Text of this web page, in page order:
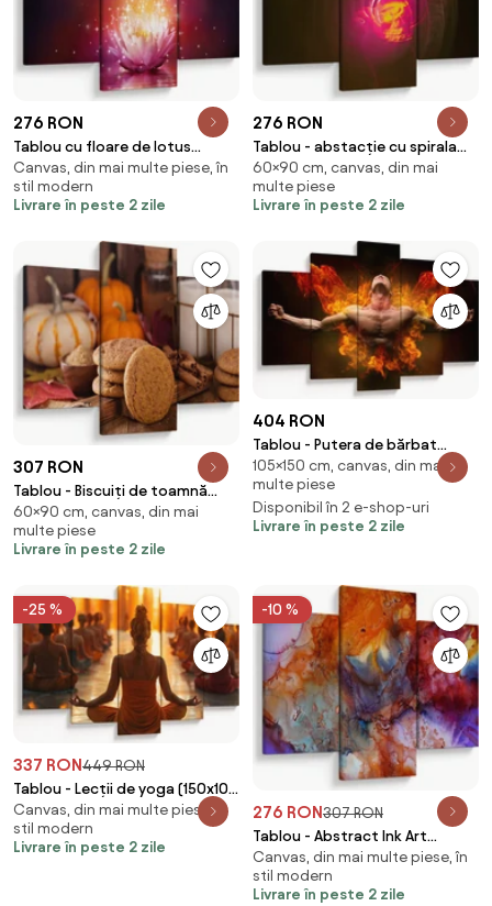
276 RON
Tablou cu floare de lotus
(90x60 cm)
Canvas, din mai multe piese, în
stil modern
Livrare în peste 2 zile
276 RON
Tablou - abstacție cu spirala
(90x60 cm)
60×90 cm, canvas, din mai
multe piese
Livrare în peste 2 zile
307 RON
Tablou - Biscuiți de toamnă
(90x60 cm)
60×90 cm, canvas, din mai
multe piese
Livrare în peste 2 zile
404 RON
Tablou - Putera de bărbat
(150x105 cm)
105×150 cm, canvas, din mai
multe piese
Disponibil în 2 e-shop-uri
Livrare în peste 2 zile
-25 %
337 RON449 RON
Tablou - Lecții de yoga (150x105
cm)
Canvas, din mai multe piese, în
stil modern
Livrare în peste 2 zile
-10 %
276 RON307 RON
Tablou - Abstract Ink Art
(90x60 cm)
Canvas, din mai multe piese, în
stil modern
Livrare în peste 2 zile